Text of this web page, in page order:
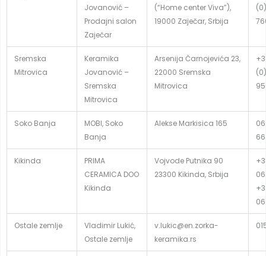
Jovanović –
Prodajni salon
Zaječar
(“Home center Viva”),
19000 Zaječar, Srbija
Sremska
Mitrovica
Keramika
Jovanović –
Sremska
Mitrovica
Arsenija Čarnojevića 23,
22000 Sremska
Mitrovica
Soko Banja
MOBI, Soko
Banja
Alekse Markisica 165
66
Kikinda
PRIMA
CERAMICA DOO
Kikinda
Vojvode Putnika 90
23300 Kikinda, Srbija
Ostale zemlje
Vladimir Lukić,
Ostale zemlje
v.lukic@en.zorka-
keramika.rs